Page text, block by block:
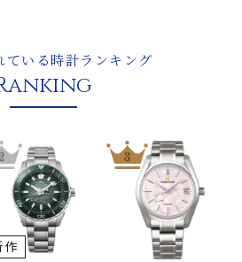
ている時計ランキング
作